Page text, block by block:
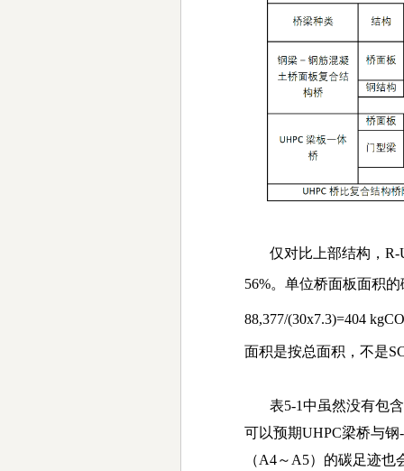
仅对比上部结构， R-
56%。单位桥面板面积
88,377/(30x7.3)=404 kgCO
面积是按总面积，不是
表5-1中虽然没有包
可以预期UHPC梁桥与钢
（A4～ A5）的碳足迹也